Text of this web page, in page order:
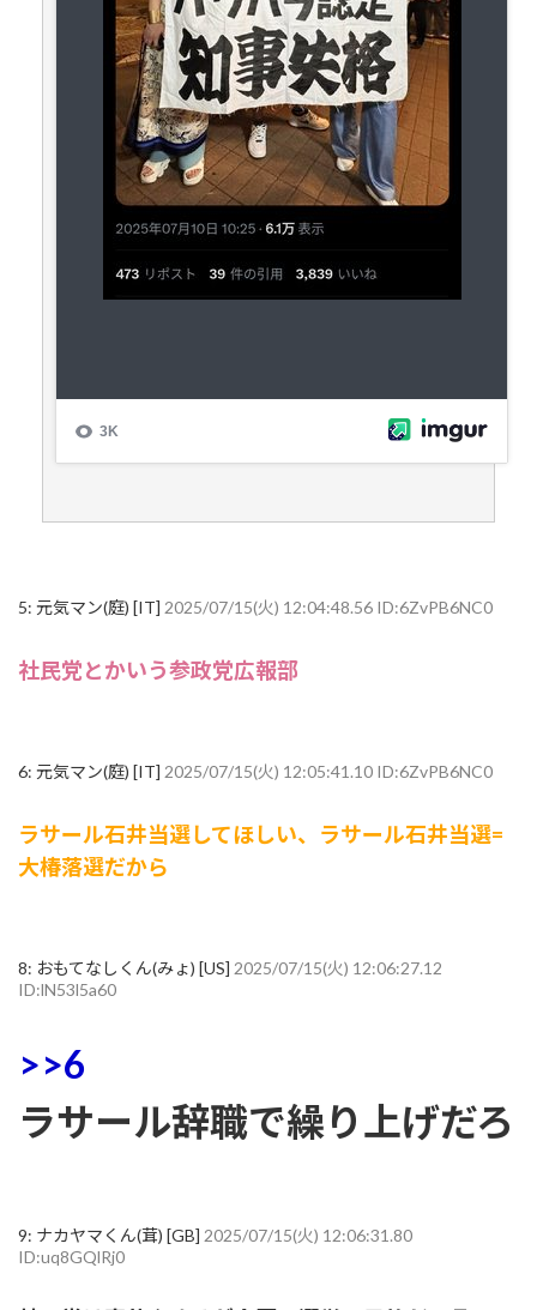
5: 元気マン(庭) [IT] 2025/07/15(火) 12:04:48.56 ID:6ZvPB6NC0
社民党とかいう参政党広報部
6: 元気マン(庭) [IT] 2025/07/15(火) 12:05:41.10 ID:6ZvPB6NC0
ラサール石井当選してほしい、ラサール石井当選=
大椿落選だから
8: おもてなしくん(みょ) [US] 2025/07/15(火) 12:06:27.12
ID:lN53l5a60
>>6
ラサール辞職で繰り上げだろ
9: ナカヤマくん(茸) [GB] 2025/07/15(火) 12:06:31.80
ID:uq8GQlRj0